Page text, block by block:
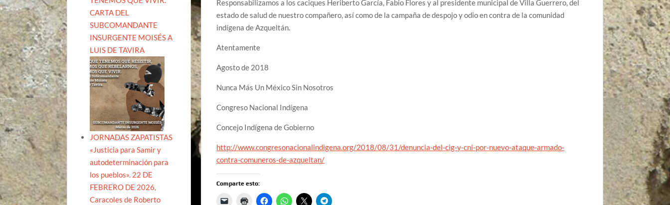
Responsabilizamos a los caciques Heriberto García, Fabio Flores y al presidente municipal de Villa Guerrero, del
estado de salud de nuestro compañero, así como de la campaña de despojo y odio en contra de la comunidad
indígena de Azqueltán.
Atentamente
Agosto de 2018
Nunca Más Un México Sin Nosotros
Congreso Nacional Indígena
Concejo Indígena de Gobierno
http://www.congresonacionalindigena.org/2018/08/31/denuncia-del-cig-y-cni-por-nuevo-ataque-armado-
contra-comuneros-de-azqueltan/
Comparte esto:
CARTA DEL
SUBCOMANDANTE
INSURGENTE MOISÉS A
LUIS DE TAVIRA
JORNADAS ZAPATISTAS
«Justicia para Samir y
autodeterminación para
los pueblos». 22 DE
FEBRERO DE 2026,
Caracoles de Roberto